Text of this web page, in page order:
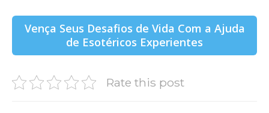
Vença Seus Desafios de Vida Com a Ajuda
de Esotéricos Experientes
Rate this post